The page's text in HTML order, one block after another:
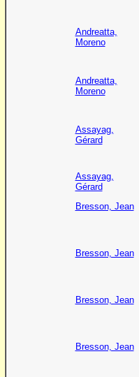
Andreatta,
Moreno
Andreatta,
Moreno
Assayag,
Gérard
Assayag,
Gérard
Bresson, Jean
Bresson, Jean
Bresson, Jean
Bresson, Jean